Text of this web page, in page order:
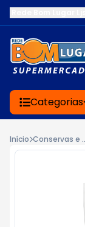
Categorias
Início